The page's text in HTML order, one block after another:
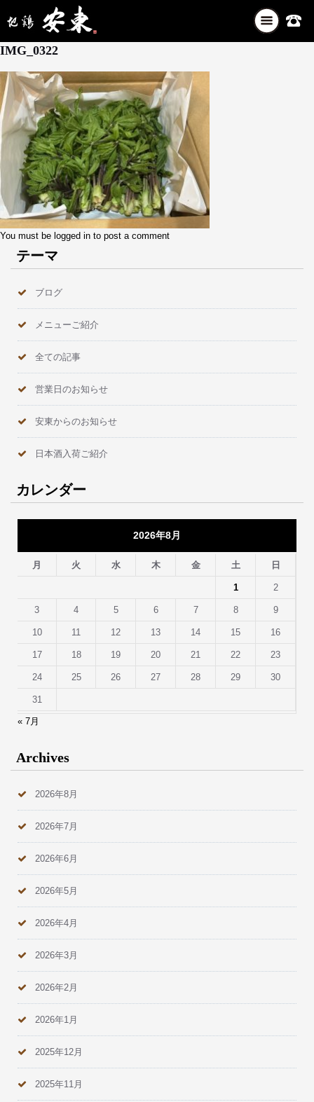
ナ
ビ
5月 15, 2026
IMG_0322
You must be logged in to post a comment
テーマ
ブログ
メニューご紹介
全ての記事
営業日のお知らせ
安東からのお知らせ
日本酒入荷ご紹介
カレンダー
2026年8月
月 火 水 木 金 土 日
1 2
3 4 5 6 7 8 9
10 11 12 13 14 15 16
17 18 19 20 21 22 23
24 25 26 27 28 29 30
31
« 7月
Archives
2026年8月
2026年7月
2026年6月
2026年5月
2026年4月
2026年3月
2026年2月
2026年1月
2025年12月
2025年11月